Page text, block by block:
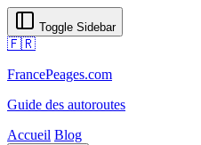
Toggle Sidebar
🇫🇷
FrancePeages.com
Guide des autoroutes
Accueil Blog